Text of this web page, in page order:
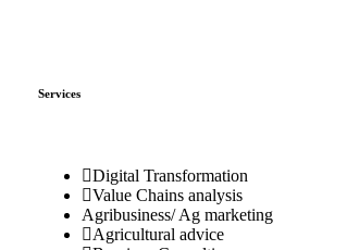
Services
Digital Transformation
Value Chains analysis
Agribusiness/ Ag marketing
Agricultural advice